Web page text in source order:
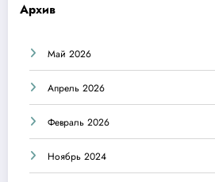
Архив
Май 2026
Апрель 2026
Февраль 2026
Ноябрь 2024